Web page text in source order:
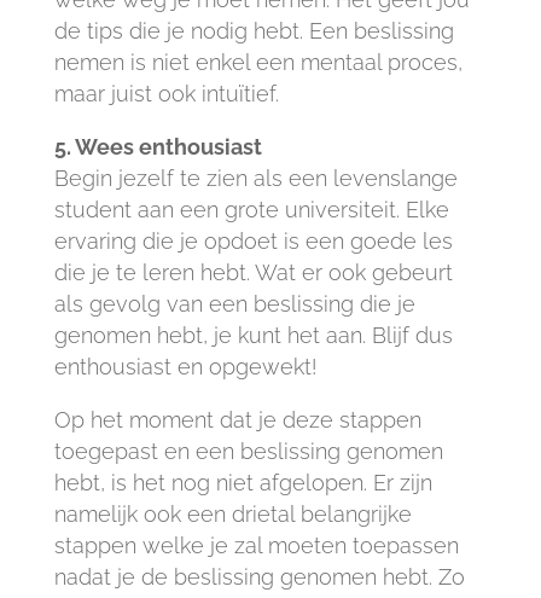
de tips die je nodig hebt. Een beslissing
nemen is niet enkel een mentaal proces,
maar juist ook intuïtief.
5. Wees enthousiast
Begin jezelf te zien als een levenslange
student aan een grote universiteit. Elke
ervaring die je opdoet is een goede les
die je te leren hebt. Wat er ook gebeurt
als gevolg van een beslissing die je
genomen hebt, je kunt het aan. Blijf dus
enthousiast en opgewekt!
Op het moment dat je deze stappen
toegepast en een beslissing genomen
hebt, is het nog niet afgelopen. Er zijn
namelijk ook een drietal belangrijke
stappen welke je zal moeten toepassen
nadat je de beslissing genomen hebt. Zo